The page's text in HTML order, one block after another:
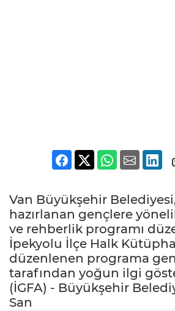
Van Büyükşehir Belediyesi,
hazırlanan gençlere
ve rehberlik programı
İpekyolu İlçe Halk
düzenlenen programa
tarafından yoğun ilgi
(İGFA) - Büyükşehir
San